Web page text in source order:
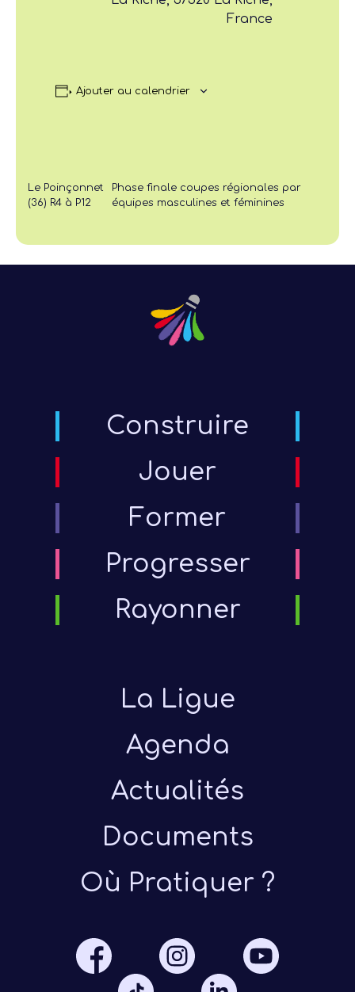
France
Ajouter au calendrier
Le Poinçonnet
(36) R4 à P12
Phase finale coupes régionales par
équipes masculines et féminines
Construire
Jouer
Former
Progresser
Rayonner
La Ligue
Agenda
Actualités
Documents
Où Pratiquer ?